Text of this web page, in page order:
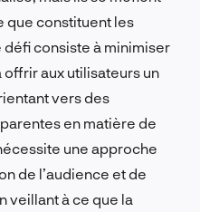
que constituent les
consiste à minimiser
aux utilisateurs un
vers des
en matière de
une approche
de l’audience et de
veillant à ce que la